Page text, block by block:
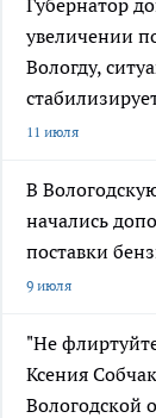
Губернатор
увеличении
Вологду,
11 июля
В
начались
поставки
9 июля
"Не
Ксения
Вологодской